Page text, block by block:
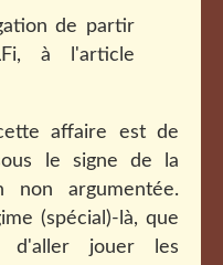
de partir
à l'article
affaire est de
le signe de la
non argumentée.
(spécial)-là, que
d'aller jouer les